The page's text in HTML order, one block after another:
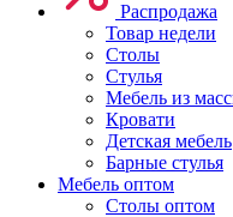
Распродажа
Товар недели
Столы
Стулья
Мебель из
Кровати
Детская мебель
Барные стулья
Мебель оптом
Столы оптом